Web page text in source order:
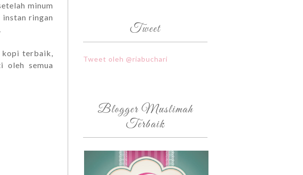
minum
ringan
kopi terbaik,
oleh semua
Tweet
Tweet oleh @riabuchari
Blogger Muslimah
Terbaik